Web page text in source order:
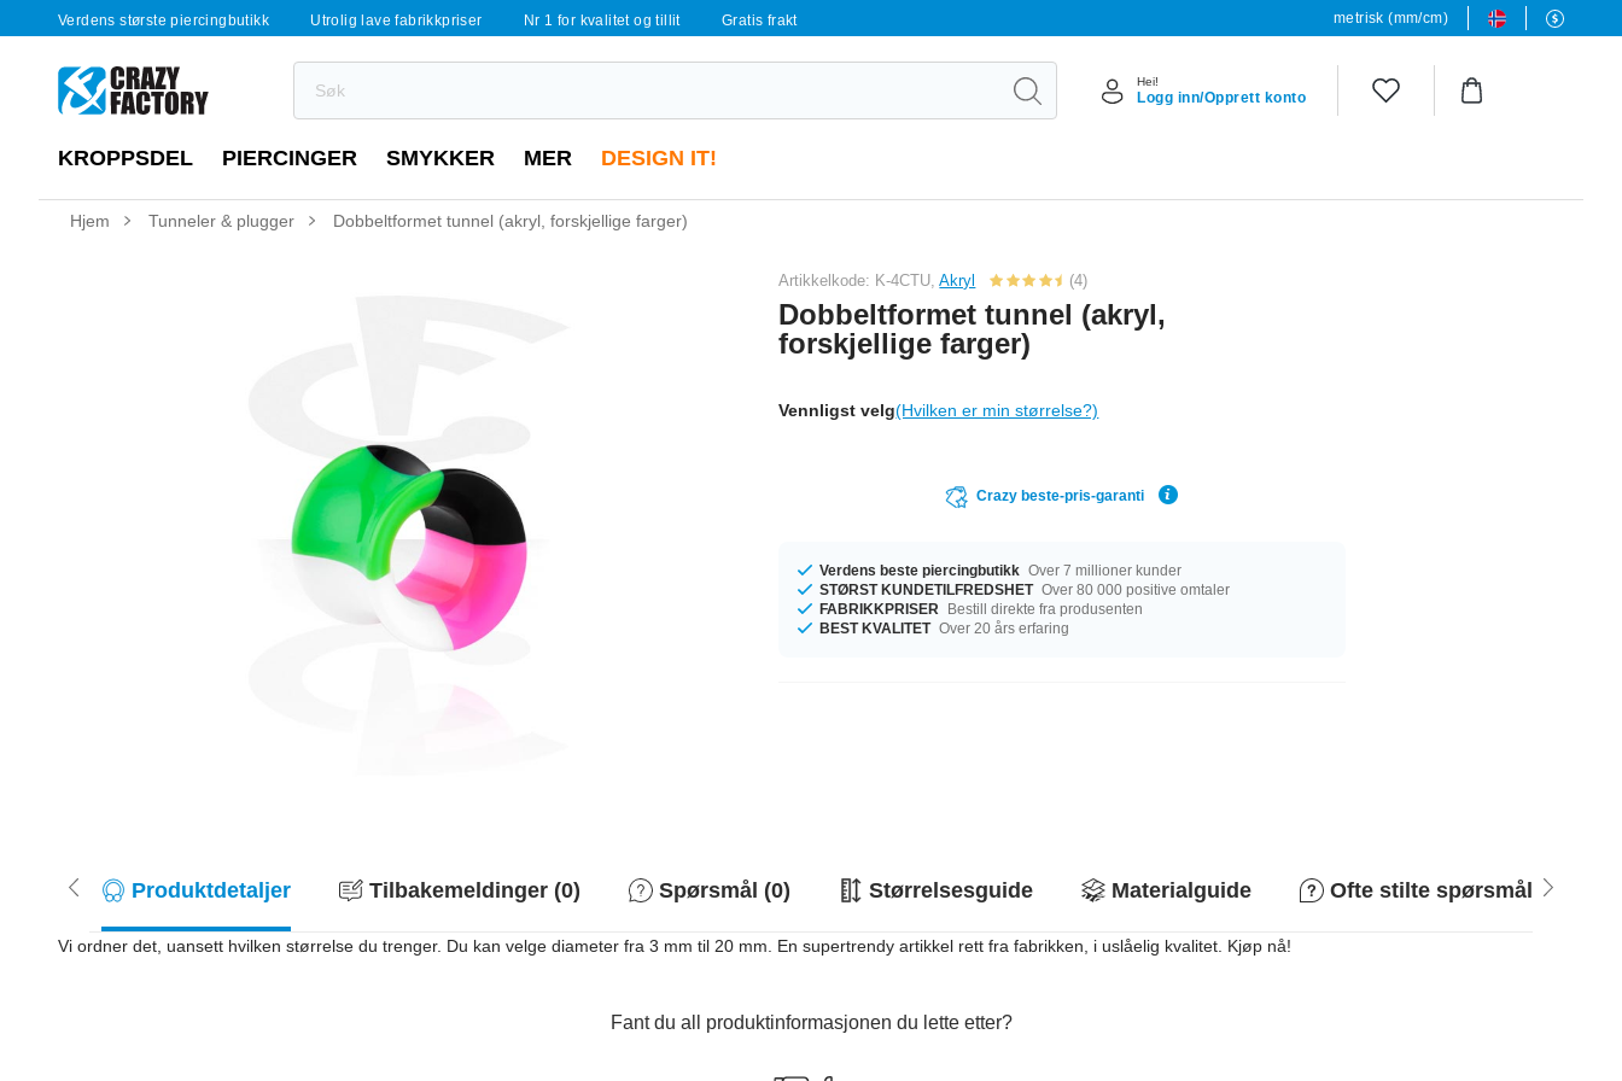
Verdens største piercingbutikk Utrolig lave fabrikkpriser Nr 1 for kvalitet og tillit Gratis frakt metrisk (mm/cm)
Hei!
Logg inn/Opprett konto
KROPPSDEL PIERCINGER SMYKKER MER DESIGN IT!
Hjem Tunneler & plugger Dobbeltformet tunnel (akryl, forskjellige farger)
Artikkelkode: K-4CTU,Akryl (4)
Dobbeltformet tunnel (akryl,
forskjellige farger)
Vennligst velg(Hvilken er min størrelse?)
Crazy beste-pris-garanti
Verdens beste piercingbutikk Over 7 millioner kunder
STØRST KUNDETILFREDSHET Over 80 000 positive omtaler
FABRIKKPRISER
Bestill direkte fra produsenten
BEST KVALITET Over 20 års erfaring
Produktdetaljer Tilbakemeldinger (0) Spørsmål (0) Størrelsesguide Materialguide Ofte stilte spørsmål
Vi ordner det, uansett hvilken størrelse du trenger. Du kan velge diameter fra 3 mm til 20 mm. En supertrendy artikkel rett fra fabrikken, i uslåelig kvalitet. Kjøp nå!
Fant du all produktinformasjonen du lette etter?